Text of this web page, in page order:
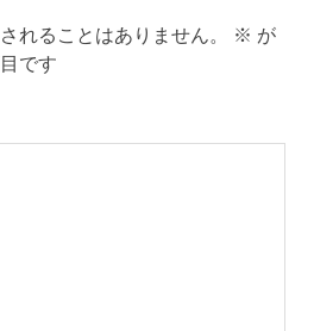
れることはありません。 ※ が
です